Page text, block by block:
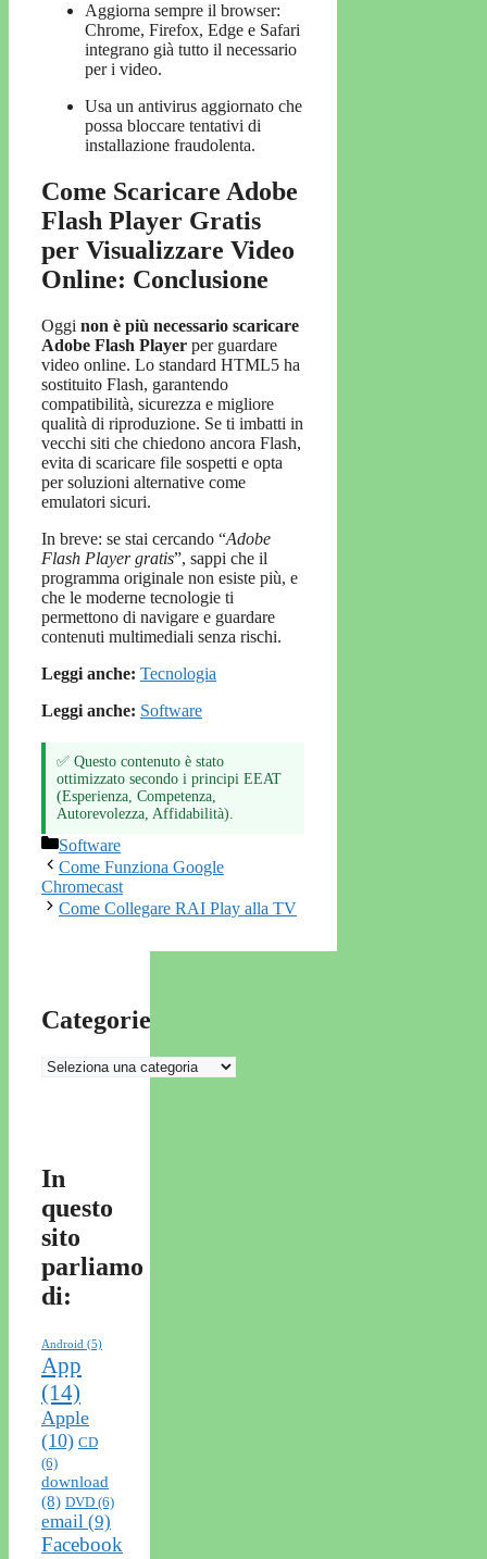
Aggiorna sempre il browser:
Chrome, Firefox, Edge e Safari
integrano già tutto il necessario
per i video.
Usa un antivirus aggiornato che
possa bloccare tentativi di
installazione fraudolenta.
Come Scaricare Adobe
Flash Player Gratis
per Visualizzare Video
Online: Conclusione
Oggi non è più necessario scaricare
Adobe Flash Player per guardare
video online. Lo standard HTML5 ha
sostituito Flash, garantendo
compatibilità, sicurezza e migliore
qualità di riproduzione. Se ti imbatti in
vecchi siti che chiedono ancora Flash,
evita di scaricare file sospetti e opta
per soluzioni alternative come
emulatori sicuri.
In breve: se stai cercando “Adobe
Flash Player gratis”, sappi che il
programma originale non esiste più, e
che le moderne tecnologie ti
permettono di navigare e guardare
contenuti multimediali senza rischi.
Leggi anche: Tecnologia
Leggi anche: Software
✅ Questo contenuto è stato
ottimizzato secondo i principi EEAT
(Esperienza, Competenza,
Autorevolezza, Affidabilità).
Categorie
Software
Come Funziona Google
Chromecast
Come Collegare RAI Play alla TV
Categorie
Categorie
In
questo
sito
parliamo
di:
Android (5)
App
(14)
Apple
(10) CD
(6)
download
(8) DVD (6)
email (9)
Facebook